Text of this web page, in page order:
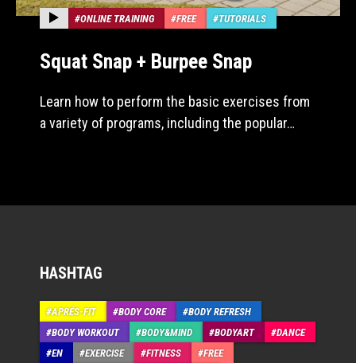
ONLINE TRAINING FREE TUTORIALS
Squat Snap + Burpee Snap
Learn how to perform the basic exercises from
a variety of programs, including the popular…
HASHTAG
APRÉS-FIT BODY CORE
BODY REFRESH
BODY WORKOUT
BODY&MIND BODYART
DANCE
EN
EXERCISE FITNESS
FREE